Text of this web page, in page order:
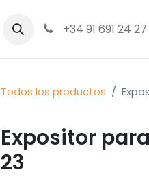
+34 91 691 24 27
Todos los productos
Expositor
23